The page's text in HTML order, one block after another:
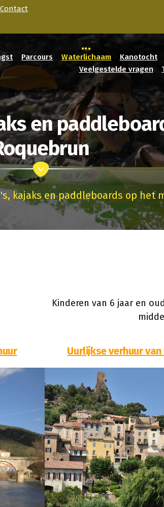
Contact
Parcours Waterlichaam Kanotocht
Veelgestelde vragen
en
kajaks en paddleboards op het
Kinderen van 6 jaar en
Uurlijkse verhuur